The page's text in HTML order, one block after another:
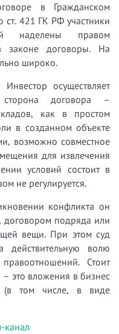
в Гражданском
ст. 421 ГК РФ участники
наделены правом
законе договоры. На
широко.
осуществляет
договора –
как в простом
в созданном объекте
возможно совместное
для извлечения
условий состоит в
не регулируется.
конфликта он
подряда или
вещи. При этом суд
действительную волю
Стоит
– это вложения в бизнес
(в том числе, в виде
канал